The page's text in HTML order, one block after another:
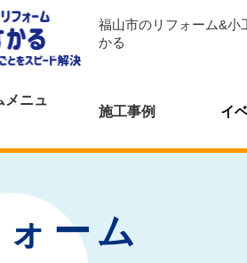
福山市のリフォーム&小
かる
メニュ
施工事例 イ
ーム